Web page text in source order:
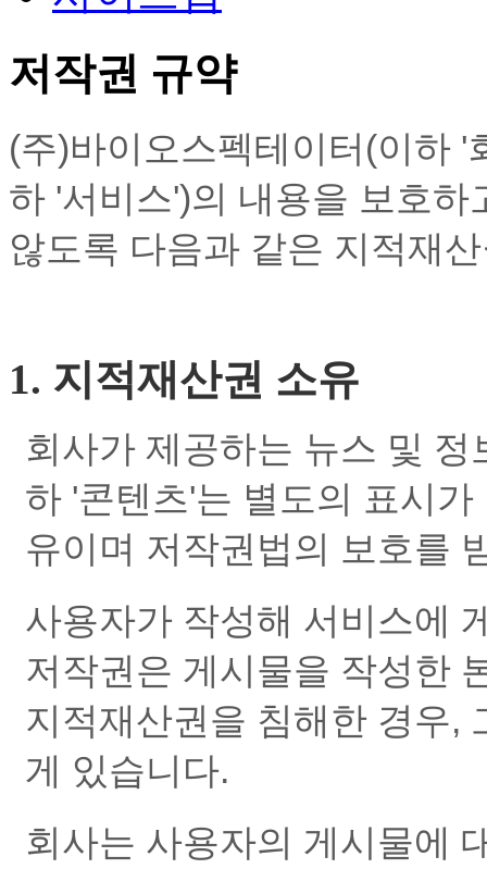
저작권 규약
(주)바이오스펙테이터(이하
하 '서비스')의 내용을 보호
않도록 다음과 같은 지적재
1. 지적재산권 소유
회사가 제공하는 뉴스 및
하 '콘텐츠'는 별도의 표시
유이며 저작권법의 보호를
사용자가 작성해 서비스에
저작권은 게시물을 작성한
지적재산권을 침해한 경우,
게 있습니다.
회사는 사용자의 게시물에